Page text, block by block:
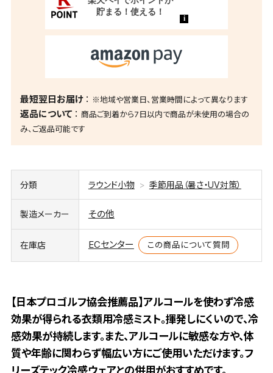
最短翌日お届け ※地域や営業日、営業時間によって異なります
返品について
商品ご到着から7日以内で商品が未使用の場合の
み、ご返品可能です
分類 ラウンド小物 季節用品（暑さ・UV対策）
製造メーカー その他
在庫店 ECセンター この商品について質問
【日本プロゴルフ協会推薦品】アルコールを使わず冷感
効果が得られる衣類用冷感ミスト。揮発しにくいので、冷
感効果が持続します。また、アルコールに敏感な方や、体
質や年齢に関わらず幅広い方にご使用いただけます。フ
リーズテック冷感ウェアとの併用がおすすめです。